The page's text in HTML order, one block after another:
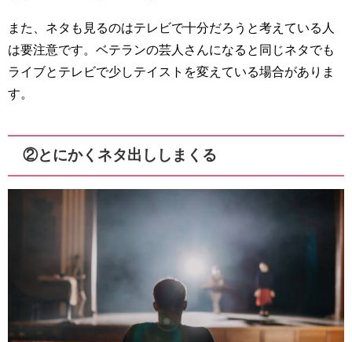
また、ネタも見るのはテレビで十分だろうと考えている人
は要注意です。ベテランの芸人さんになると同じネタでも
ライブとテレビで少しテイストを変えている場合がありま
す。
②とにかくネタ出ししまくる